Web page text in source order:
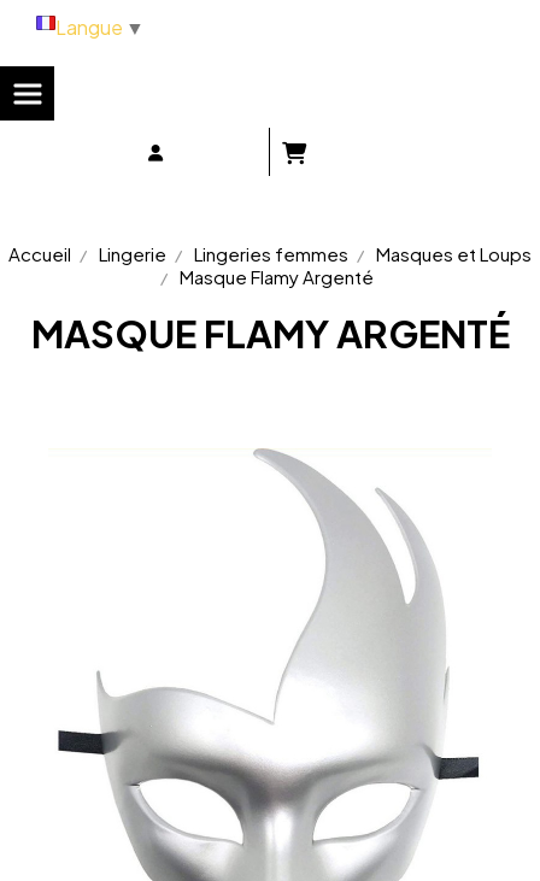
Accueil Lingerie Lingeries femmes
Masques et Loups
Masque Flamy Argenté
MASQUE FLAMY ARGENTÉ
Langue ▼